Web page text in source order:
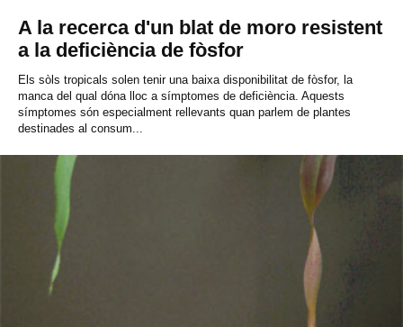
A la recerca d'un blat de moro resistent
a la deficiència de fòsfor
Els sòls tropicals solen tenir una baixa disponibilitat de fòsfor, la
manca del qual dóna lloc a símptomes de deficiència. Aquests
símptomes són especialment rellevants quan parlem de plantes
destinades al consum...